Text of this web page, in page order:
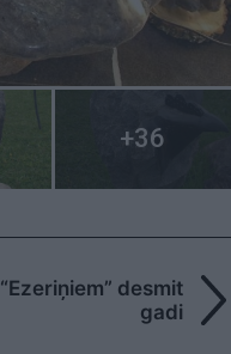
“Ezeriņiem” desmit
gadi